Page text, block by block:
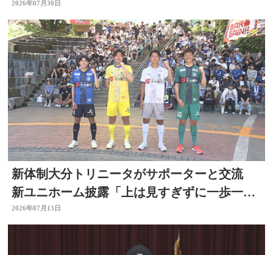
う
2026年07月30日
新体制大分トリニータがサポーターと交流
新ユニホーム披露「上は見すぎずに一歩一
歩」リーグ開幕直前
2026年07月13日